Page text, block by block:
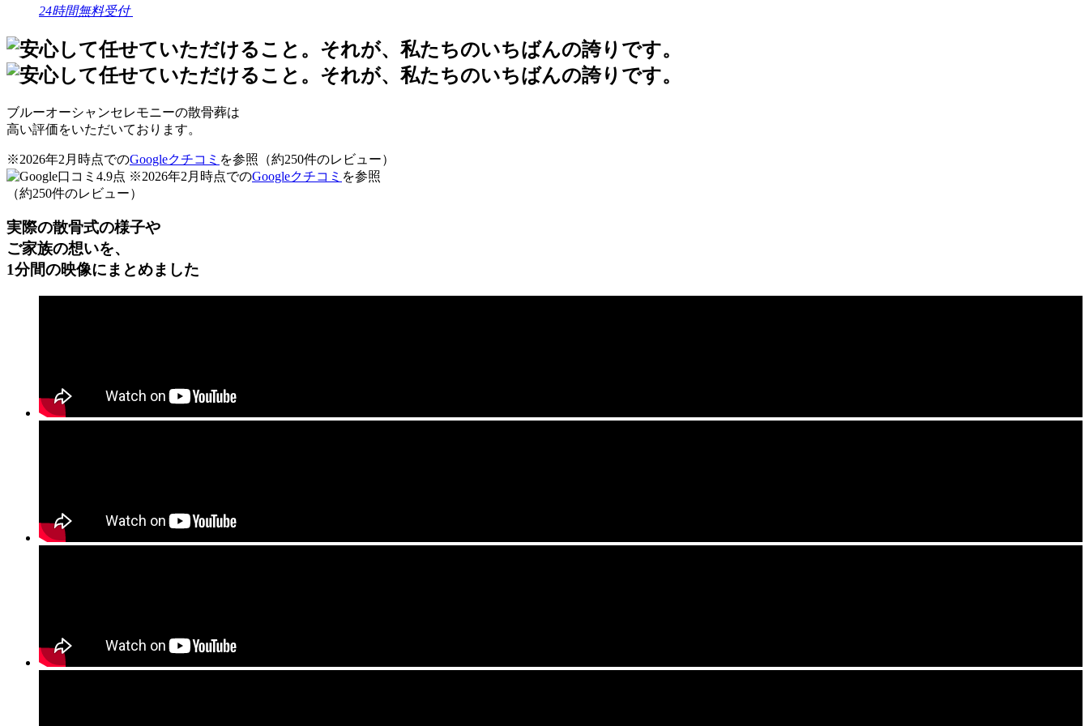
24時間無料受付
ブルーオーシャンセレモニーの散骨葬は
高い評価をいただいております。
※2026年2月時点でのGoogleクチコミ を参照（約250件のレビュー）
※2026年2月時点でのGoogleクチコミ を参照
（約250件のレビュー）
実際の散骨式の様子や
ご家族の想いを、
1分間の映像にまとめました